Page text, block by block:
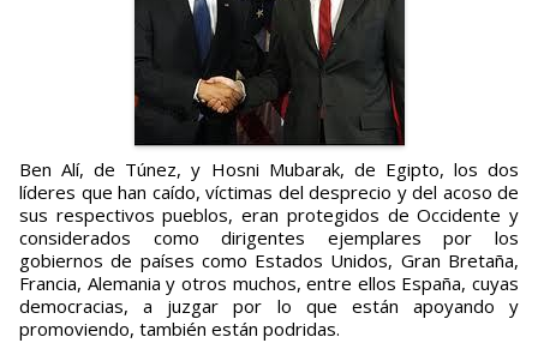
Ben Alí, de Túnez, y Hosni Mubarak, de Egipto, los dos
líderes que han caído, víctimas del desprecio y del acoso de
sus respectivos pueblos, eran protegidos de Occidente y
considerados como dirigentes ejemplares por los
gobiernos de países como Estados Unidos, Gran Bretaña,
Francia, Alemania y otros muchos, entre ellos España, cuyas
democracias, a juzgar por lo que están apoyando y
promoviendo, también están podridas.